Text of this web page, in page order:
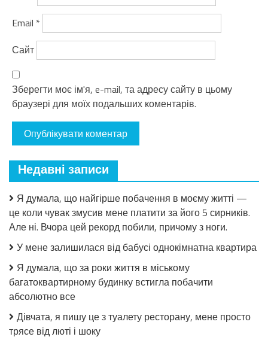
Email *
Сайт
Зберегти моє ім'я, e-mail, та адресу сайту в цьому
браузері для моїх подальших коментарів.
Недавні записи
Я думала, що найгірше побачення в моєму житті —
це коли чувак змусив мене платити за його 5 сирників.
Але ні. Вчора цей рекорд побили, причому з ноги.
У мене залишилася від бабусі однокімнатна квартира
Я думала, що за роки життя в міському
багатоквартирному будинку встигла побачити
абсолютно все
Дівчата, я пишу це з туалету ресторану, мене просто
трясе від люті і шоку